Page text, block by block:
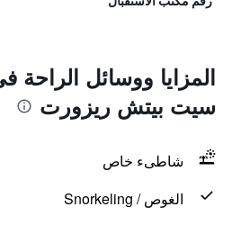
المزايا ووسائل
سيت بيتش ريزورت
شاطىء خاص
الغوص / Snorkeling